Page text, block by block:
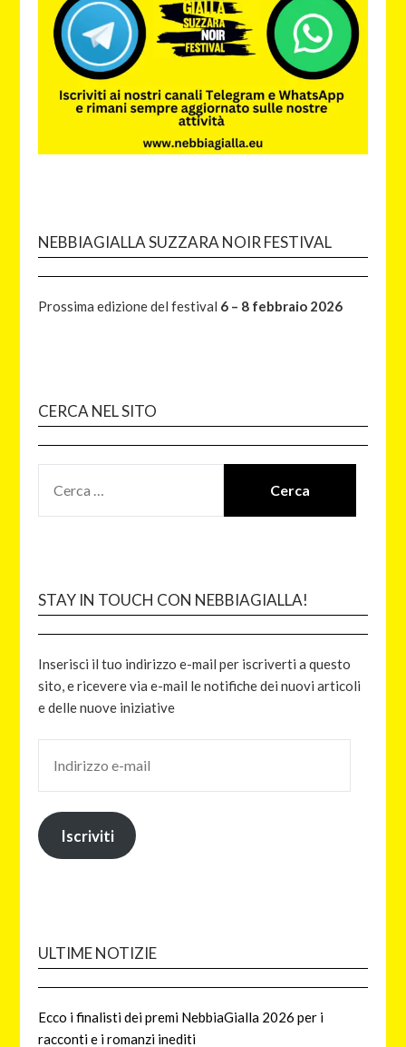
NEBBIAGIALLA SUZZARA NOIR FESTIVAL
Prossima edizione del festival 6 – 8 febbraio 2026
CERCA NEL SITO
STAY IN TOUCH CON NEBBIAGIALLA!
Inserisci il tuo indirizzo e-mail per iscriverti a questo
sito, e ricevere via e-mail le notifiche dei nuovi articoli
e delle nuove iniziative
Iscriviti
ULTIME NOTIZIE
Ecco i finalisti dei premi NebbiaGialla 2026 per i
racconti e i romanzi inediti